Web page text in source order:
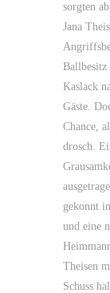
sorgten
Jana
Kaslack
Gäste.
Chance,
drosch.
gekonnt
und eine
Theisen
Schuss